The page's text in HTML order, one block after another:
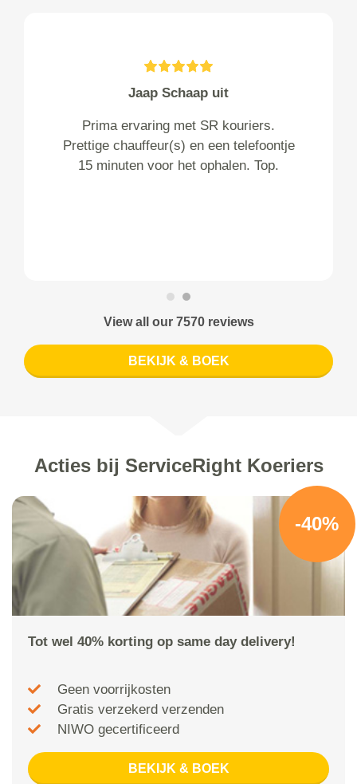
Jaap Schaap uit
Prima ervaring met SR kouriers.
Prettige chauffeur(s) en een telefoontje
15 minuten voor het ophalen. Top.
View all our 7570 reviews
BEKIJK & BOEK
Acties bij ServiceRight Koeriers
-40%
Tot wel 40% korting op same day delivery!
Geen voorrijkosten
Gratis verzekerd verzenden
NIWO gecertificeerd
BEKIJK & BOEK